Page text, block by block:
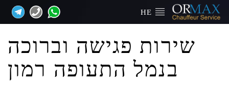
HE
שירות פגישה וברוכה
בנמל התעופה רמון